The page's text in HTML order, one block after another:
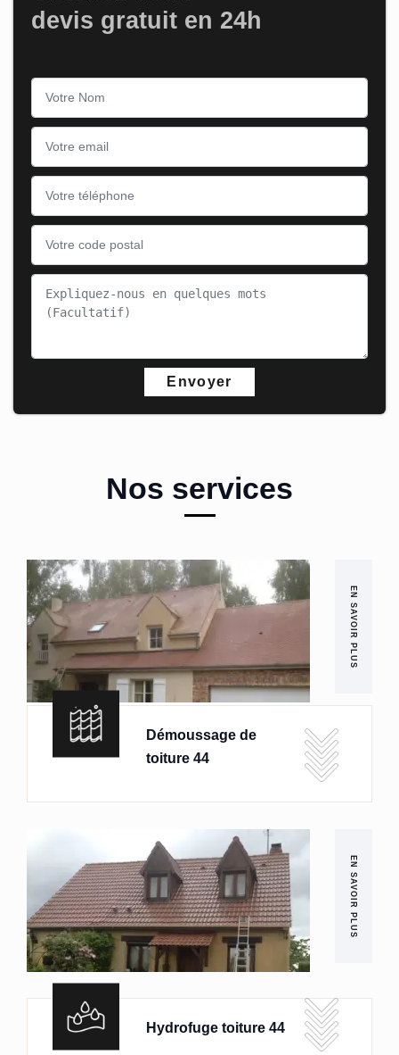
devis gratuit en 24h
Nos services
EN SAVOIR PLUS
Démoussage de
toiture 44
EN SAVOIR PLUS
Hydrofuge toiture 44